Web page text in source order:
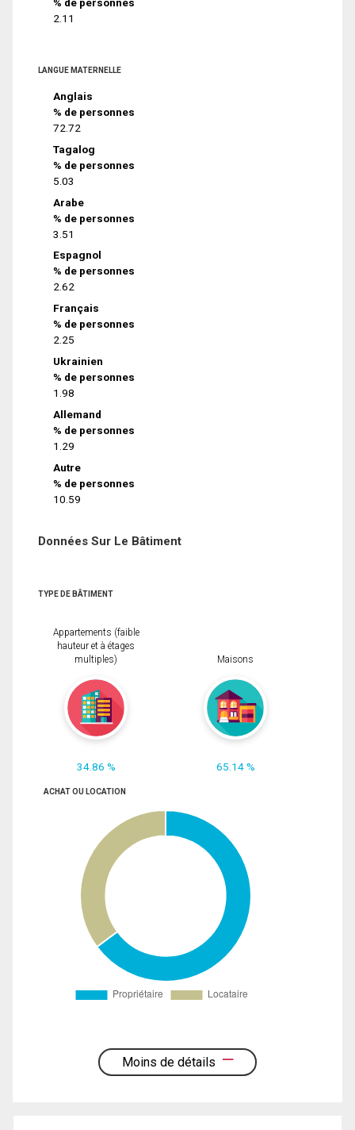
2.11
LANGUE MATERNELLE
Anglais
% de personnes
72.72
Tagalog
% de personnes
5.03
Arabe
% de personnes
3.51
Espagnol
% de personnes
2.62
Français
% de personnes
2.25
Ukrainien
% de personnes
1.98
Allemand
% de personnes
1.29
Autre
% de personnes
10.59
Données Sur Le Bâtiment
TYPE DE BÂTIMENT
Appartements (faible
hauteur et à étages
multiples)
34.86 %
Maisons
65.14 %
ACHAT OU LOCATION
Moins de détails